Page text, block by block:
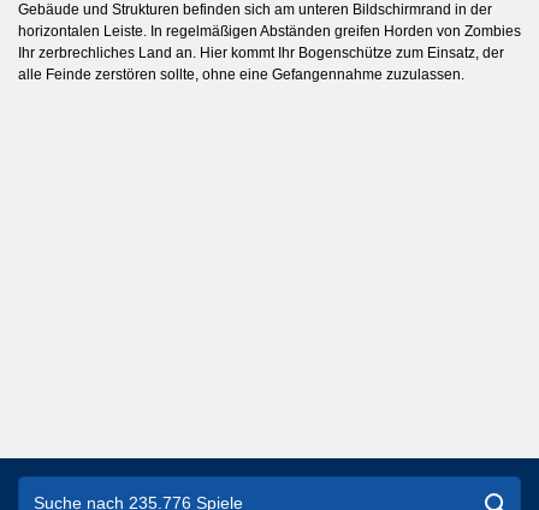
Gebäude und Strukturen befinden sich am unteren Bildschirmrand in der
horizontalen Leiste. In regelmäßigen Abständen greifen Horden von Zombies
Ihr zerbrechliches Land an. Hier kommt Ihr Bogenschütze zum Einsatz, der
alle Feinde zerstören sollte, ohne eine Gefangennahme zuzulassen.